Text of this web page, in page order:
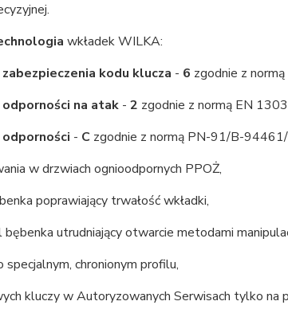
wkładek WILKA:
kodu klucza - 6 zgodnie z
na atak - 2 zgodnie z normą EN
- C zgodnie z normą PN-91/B-
w drzwiach ognioodpornych PPOŻ,
poprawiający trwałość wkładki,
utrudniający otwarcie metodami
specjalnym, chronionym profilu,
kluczy w Autoryzowanych Serwisach tylko